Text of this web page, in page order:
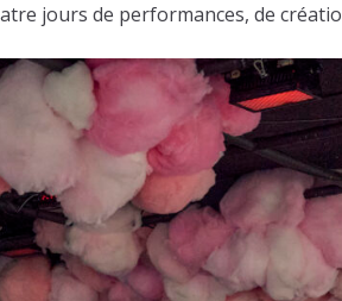
jours de performances, de